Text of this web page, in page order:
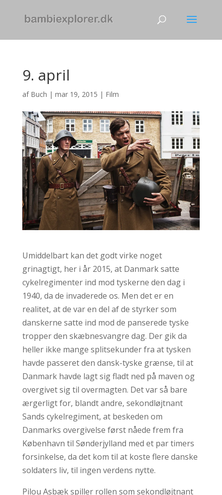
9. april
af Buch | mar 19, 2015 | Film
Umiddelbart kan det godt virke noget
grinagtigt, her i år 2015, at Danmark satte
cykelregimenter ind mod tyskerne den dag i
1940, da de invaderede os. Men det er en
realitet, at de var en del af de styrker som
danskerne satte ind mod de panserede tyske
tropper den skæbnesvangre dag. Der gik da
heller ikke mange splitsekunder fra at tysken
havde passeret den dansk-tyske grænse, til at
Danmark havde lagt sig fladt ned på maven og
overgivet sig til overmagten. Det var så bare
ærgerligt for, blandt andre, sekondløjtnant
Sands cykelregiment, at beskeden om
Danmarks overgivelse først nåede frem fra
København til Sønderjylland med et par timers
forsinkelse, da det kom til at koste flere danske
soldaters liv, til ingen verdens nytte.
Pilou Asbæk spiller rollen som sekondløjtnant